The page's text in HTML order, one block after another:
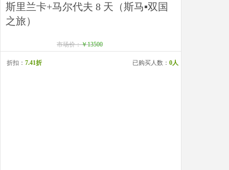
斯里兰卡+马尔代夫 8 天（斯马▪双国
之旅）
市场价：￥13500
折扣： 7.41折 已购买人数： 0人